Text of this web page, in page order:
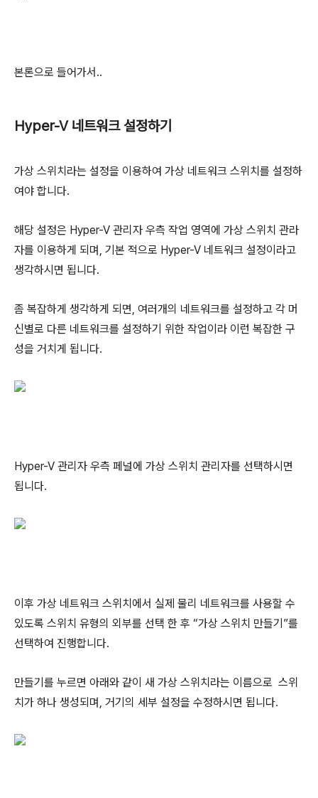
본론으로 들어가서..
Hyper-V 네트워크 설정하기
가상 스위치라는 설정을 이용하여 가상 네트워크 스위치를 설정하
여야 합니다.
해당 설정은 Hyper-V 관리자 우측 작업 영역에 가상 스위치 관라
자를 이용하게 되며, 기본 적으로 Hyper-V 네트워크 설정이라고
생각하시면 됩니다.
좀 복잡하게 생각하게 되면, 여러개의 네트워크를 설정하고 각 머
신별로 다른 네트워크를 설정하기 위한 작업이라 이런 복잡한 구
성을 거치게 됩니다.
Hyper-V 관리자 우측 페널에 가상 스위치 관리자를 선택하시면
됩니다.
이후 가상 네트워크 스위치에서 실제 물리 네트워크를 사용할 수
있도록 스위치 유형의 외부를 선택 한 후 “가상 스위치 만들기”를
선택하여 진행합니다.
만들기를 누르면 아래와 같이 새 가상 스위치라는 이름으로 스위
치가 하나 생성되며, 거기의 세부 설정을 수정하시면 됩니다.